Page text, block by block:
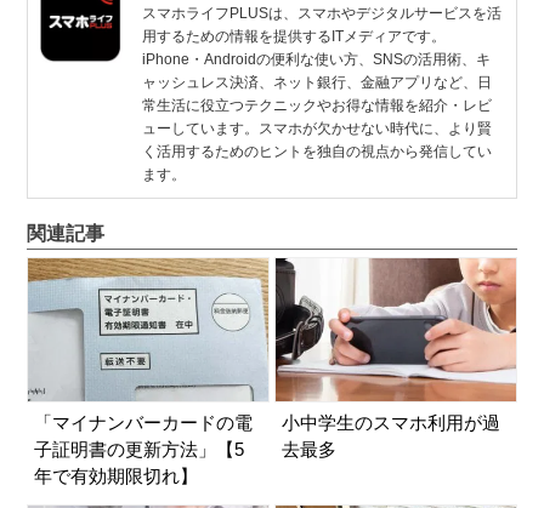
スマホライフPLUSは、スマホやデジタルサービスを活
用するための情報を提供するITメディアです。
iPhone・Androidの便利な使い方、SNSの活用術、キ
ャッシュレス決済、ネット銀行、金融アプリなど、日
常生活に役立つテクニックやお得な情報を紹介・レビ
ューしています。スマホが欠かせない時代に、より賢
く活用するためのヒントを独自の視点から発信してい
ます。
関連記事
「マイナンバーカードの電
子証明書の更新方法」【5
年で有効期限切れ】
小中学生のスマホ利用が過
去最多